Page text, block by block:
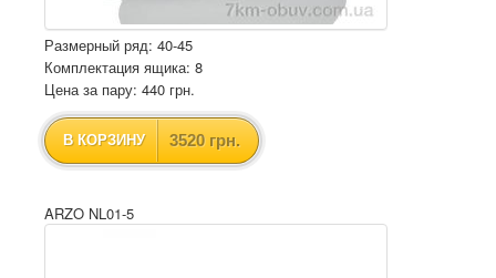
Размерный ряд: 40-45
Комплектация ящика: 8
Цена за пару: 440 грн.
В КОРЗИНУ 3520 грн.
ARZO NL01-5